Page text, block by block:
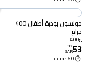
جونسون بودرة أطفال 400
جرام
400g
53
.
99
SAR
60 دقيقة